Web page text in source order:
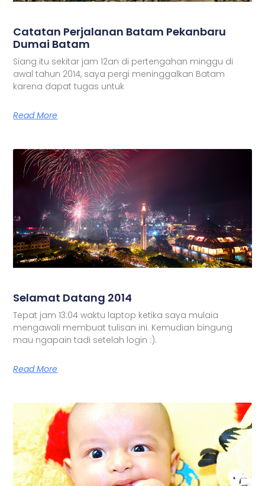
Catatan Perjalanan Batam Pekanbaru
Dumai Batam
Siang itu sekitar jam 12an di pertengahan minggu di
awal tahun 2014, saya pergi meninggalkan Batam
karena dapat tugas untuk
Read More
Selamat Datang 2014
Tepat jam 13:04 waktu laptop ketika saya mulaia
mengawali membuat tulisan ini. Kemudian bingung
mau ngapain tadi setelah login :).
Read More